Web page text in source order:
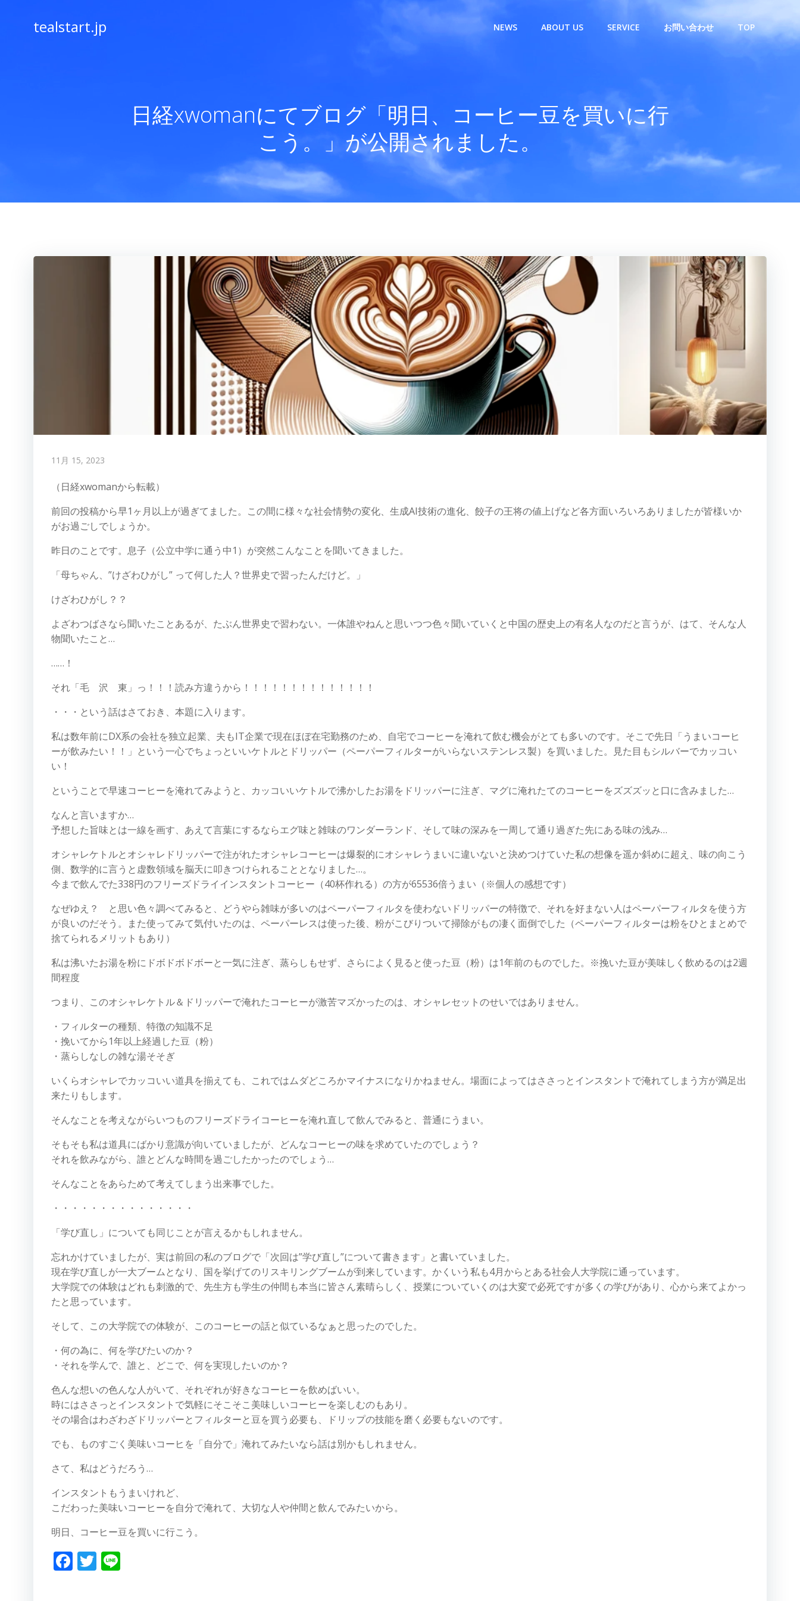
tealstart.jp NEWS ABOUT US SERVICE お問い合わせ TOP
日経xwomanにてブログ「明日、コーヒー豆を買いに行
こう。」が公開されました。
11月 15, 2023
（日経xwomanから転載）
前回の投稿から早1ヶ月以上が過ぎてました。この間に様々な社会情勢の変化、生成AI技術の進化、餃子の王将の値上げなど各方面いろいろありましたが皆様いか
がお過ごしでしょうか。
昨日のことです。息子（公立中学に通う中1）が突然こんなことを聞いてきました。
「母ちゃん、”けざわひがし” って何した人？世界史で習ったんだけど。」
けざわひがし？？
よざわつばさなら聞いたことあるが、たぶん世界史で習わない。一体誰やねんと思いつつ色々聞いていくと中国の歴史上の有名人なのだと言うが、はて、そんな人
物聞いたこと…
……！
それ「毛 沢 東」っ！！！読み方違うから！！！！！！！！！！！！！！
・・・という話はさておき、本題に入ります。
私は数年前にDX系の会社を独立起業、夫もIT企業で現在ほぼ在宅勤務のため、自宅でコーヒーを淹れて飲む機会がとても多いのです。そこで先日「うまいコーヒ
ーが飲みたい！！」という一心でちょっといいケトルとドリッパー（ペーパーフィルターがいらないステンレス製）を買いました。見た目もシルバーでカッコい
い！
ということで早速コーヒーを淹れてみようと、カッコいいケトルで沸かしたお湯をドリッパーに注ぎ、マグに淹れたてのコーヒーをズズズッと口に含みました…
なんと言いますか…
予想した旨味とは一線を画す、あえて言葉にするならエグ味と雑味のワンダーランド、そして味の深みを一周して通り過ぎた先にある味の浅み…
オシャレケトルとオシャレドリッパーで注がれたオシャレコーヒーは爆裂的にオシャレうまいに違いないと決めつけていた私の想像を遥か斜めに超え、味の向こう
側、数学的に言うと虚数領域を脳天に叩きつけられることとなりました…。
今まで飲んでた338円のフリーズドライインスタントコーヒー（40杯作れる）の方が65536倍うまい（※個人の感想です）
なぜゆえ？ と思い色々調べてみると、どうやら雑味が多いのはペーパーフィルタを使わないドリッパーの特徴で、それを好まない人はペーパーフィルタを使う方
が良いのだそう。また使ってみて気付いたのは、ペーパーレスは使った後、粉がこびりついて掃除がもの凄く面倒でした（ペーパーフィルターは粉をひとまとめで
捨てられるメリットもあり）
私は沸いたお湯を粉にドボドボドボーと一気に注ぎ、蒸らしもせず、さらによく見ると使った豆（粉）は1年前のものでした。※挽いた豆が美味しく飲めるのは2週
間程度
つまり、このオシャレケトル＆ドリッパーで淹れたコーヒーが激苦マズかったのは、オシャレセットのせいではありません。
・フィルターの種類、特徴の知識不足
・挽いてから1年以上経過した豆（粉）
・蒸らしなしの雑な湯そそぎ
いくらオシャレでカッコいい道具を揃えても、これではムダどころかマイナスになりかねません。場面によってはささっとインスタントで淹れてしまう方が満足出
来たりもします。
そんなことを考えながらいつものフリーズドライコーヒーを淹れ直して飲んでみると、普通にうまい。
そもそも私は道具にばかり意識が向いていましたが、どんなコーヒーの味を求めていたのでしょう？
それを飲みながら、誰とどんな時間を過ごしたかったのでしょう…
そんなことをあらためて考えてしまう出来事でした。
・・・・・・・・・・・・・・・
「学び直し」についても同じことが言えるかもしれません。
忘れかけていましたが、実は前回の私のブログで「次回は”学び直し”について書きます」と書いていました。
現在学び直しが一大ブームとなり、国を挙げてのリスキリングブームが到来しています。かくいう私も4月からとある社会人大学院に通っています。
大学院での体験はどれも刺激的で、先生方も学生の仲間も本当に皆さん素晴らしく、授業についていくのは大変で必死ですが多くの学びがあり、心から来てよかっ
たと思っています。
そして、この大学院での体験が、このコーヒーの話と似ているなぁと思ったのでした。
・何の為に、何を学びたいのか？
・それを学んで、誰と、どこで、何を実現したいのか？
色んな想いの色んな人がいて、それぞれが好きなコーヒーを飲めばいい。
時にはささっとインスタントで気軽にそこそこ美味しいコーヒーを楽しむのもあり。
その場合はわざわざドリッパーとフィルターと豆を買う必要も、ドリップの技能を磨く必要もないのです。
でも、ものすごく美味いコーヒを「自分で」淹れてみたいなら話は別かもしれません。
さて、私はどうだろう…
インスタントもうまいけれど、
こだわった美味いコーヒーを自分で淹れて、大切な人や仲間と飲んでみたいから。
明日、コーヒー豆を買いに行こう。
Facebook
Twitter